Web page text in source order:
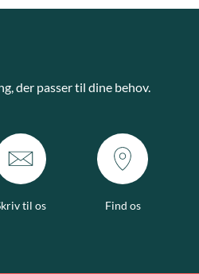
der passer til dine behov.
til os Find os